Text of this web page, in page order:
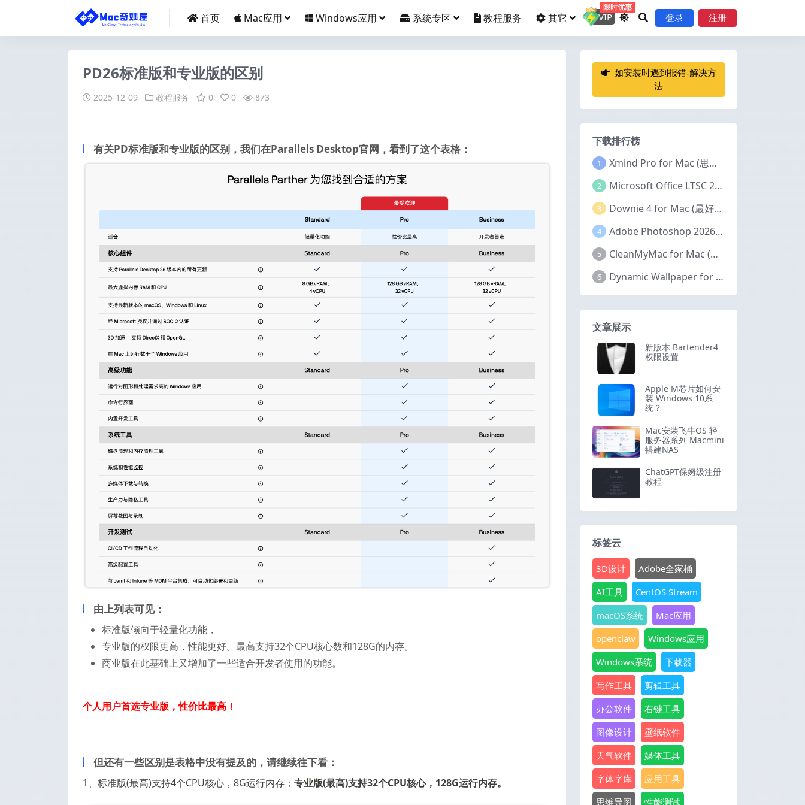
首页 Mac应用 Windows应用 系统专区 教程服务 其它 VIP
限时优惠
登录 注册
PD26标准版和专业版的区别
2025-12-09 教程服务 0 0 873
有关PD标准版和专业版的区别，我们在Parallels Desktop官网，看到了这个表格：
由上列表可见：
标准版倾向于轻量化功能，
专业版的权限更高，性能更好。 最高支持32个CPU核心数和128G的内存。
商业版在此基础上又增加了一些适合开发者使用的功能。
个人用户首选专业版，性价比最高！
但还有一些区别是表格中没有提及的，请继续往下看：
1、标准版(最高)支持4个CPU核心，8G运行内存； 专业版(最高)支持32个CPU核心，128G运行内存。
如安装时遇到报错-解决方
法
下载排行榜
1 Xmind Pro for Mac (思维导图软件) v26.04.01337 永久激活版
2 Microsoft Office LTSC 2024 for Mac (Office全家桶) v16.111.2 中文激活版
3 Downie 4 for Mac (最好的视频下载器) v4.12.11 激活版
4 Adobe Photoshop 2026 for Mac (PS2026图像编辑处理软件) v27.6.0 中文版
5 CleanMyMac for Mac (Mac清理优化工具) v5.5.7 激活版
6 Dynamic Wallpaper for Mac(超赞的Mac动态视频壁纸) v25.4 激活版
文章展示
新版本 Bartender4
权限设置
Apple M芯片如何安
装 Windows 10系
统？
Mac安装飞牛OS 轻
服务器系列 Macmini
搭建NAS
ChatGPT保姆级注册
教程
标签云
3D设计
Adobe全家桶
AI工具
CentOS Stream
macOS系统
Mac应用
openclaw
Windows应用
Windows系统
下载器
写作工具
剪辑工具
办公软件
右键工具
图像设计
壁纸软件
天气软件
媒体工具
字体字库
应用工具
思维导图
性能测试